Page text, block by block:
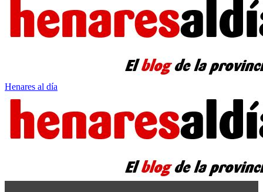
Henares al día